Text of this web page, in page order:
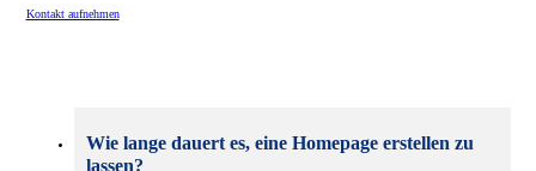
Kontakt aufnehmen
Wie lange dauert es, eine Homepage erstellen zu
lassen?